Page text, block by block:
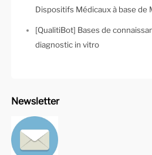
Dispositifs Médicaux à base de
[QualitiBot] Bases de
diagnostic in vitro
Newsletter